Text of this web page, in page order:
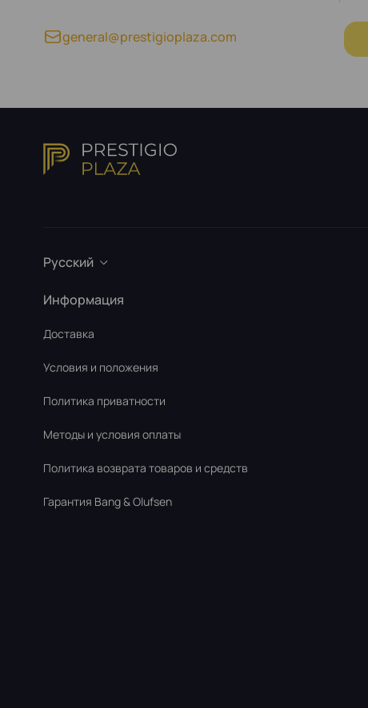
general@prestigioplaza.com
Русский
Информация
Доставка
Условия и положения
Политика приватности
Методы и условия оплаты
Политика возврата товаров и средств
Гарантия Bang & Olufsen